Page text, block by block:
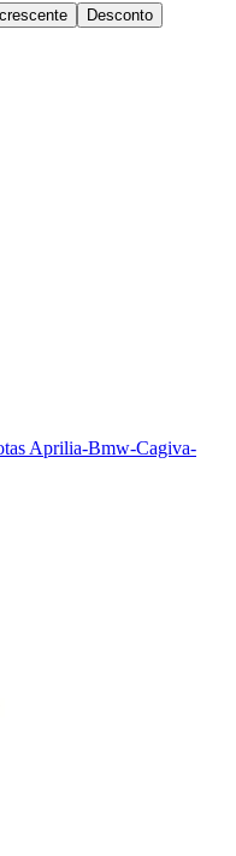
Desconto
Aprilia-Bmw-Cagiva-